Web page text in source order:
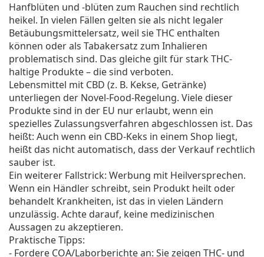
Hanfblüten und -blüten zum Rauchen sind rechtlich
heikel. In vielen Fällen gelten sie als nicht legaler
Betäubungsmittelersatz, weil sie THC enthalten
können oder als Tabakersatz zum Inhalieren
problematisch sind. Das gleiche gilt für stark THC-
haltige Produkte – die sind verboten.
Lebensmittel mit CBD (z. B. Kekse, Getränke)
unterliegen der Novel-Food-Regelung. Viele dieser
Produkte sind in der EU nur erlaubt, wenn ein
spezielles Zulassungsverfahren abgeschlossen ist. Das
heißt: Auch wenn ein CBD-Keks in einem Shop liegt,
heißt das nicht automatisch, dass der Verkauf rechtlich
sauber ist.
Ein weiterer Fallstrick: Werbung mit Heilversprechen.
Wenn ein Händler schreibt, sein Produkt heilt oder
behandelt Krankheiten, ist das in vielen Ländern
unzulässig. Achte darauf, keine medizinischen
Aussagen zu akzeptieren.
Praktische Tipps:
- Fordere COA/Laborberichte an: Sie zeigen THC- und